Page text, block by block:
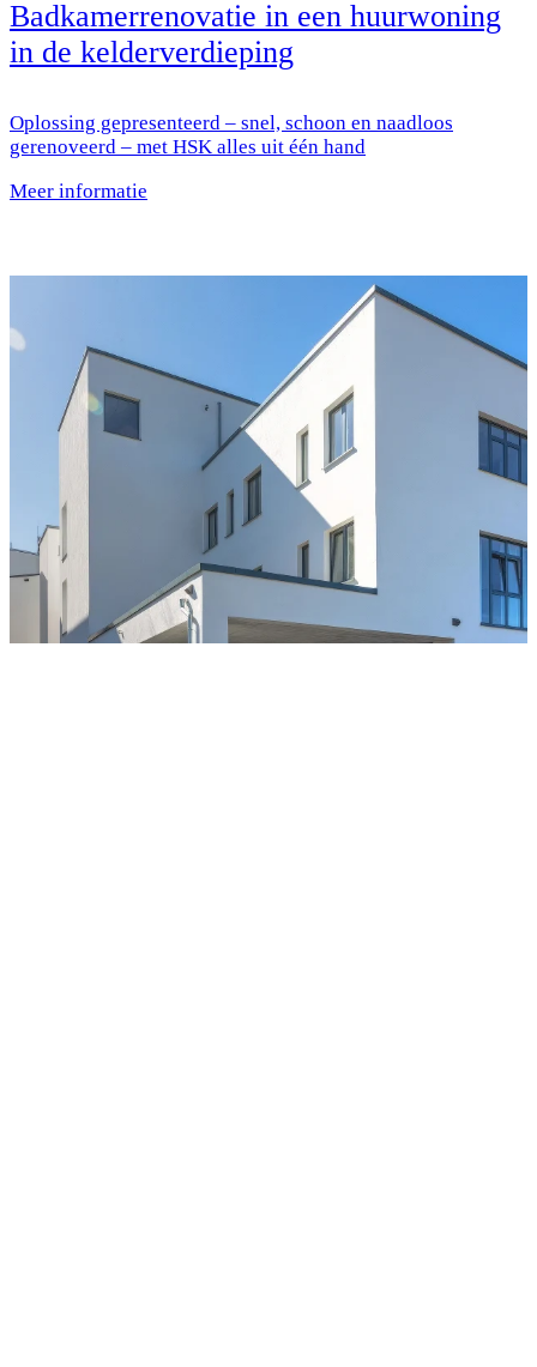
Badkamerrenovatie in een huurwoning
in de kelderverdieping
Oplossing gepresenteerd – snel, schoon en naadloos
gerenoveerd – met HSK alles uit één hand
Meer informatie